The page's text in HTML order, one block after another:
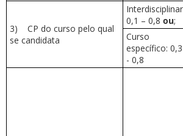
3) CP do curso pelo qual
se candidata
0,1 – 0,8 ou;
Curso
específico: 0,3
- 0,8